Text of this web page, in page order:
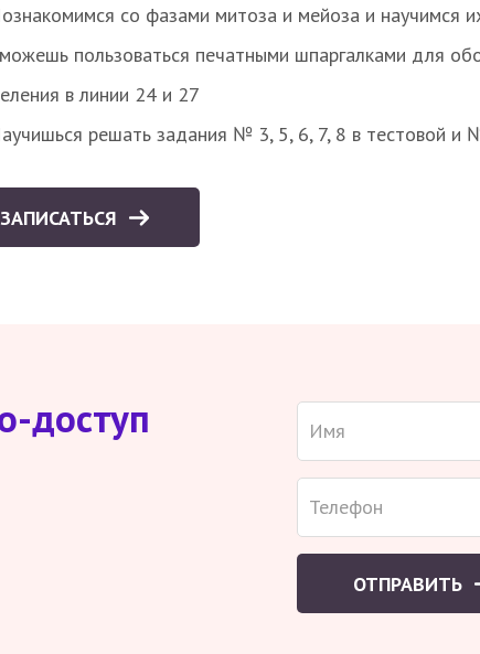
со фазами митоза и мейоза и научимся
пользоваться печатными шпаргалками для
в линии 24 и 27
решать задания № 3, 5, 6, 7, 8 в тестовой и
ЗАПИСАТЬСЯ
доступ
ОТПРАВИТЬ